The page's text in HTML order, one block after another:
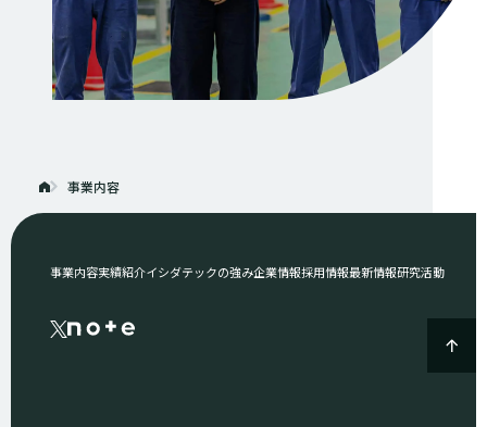
事業内容
事業内容実績紹介イシダテックの強み企業情報採用情報最新情報研究活動